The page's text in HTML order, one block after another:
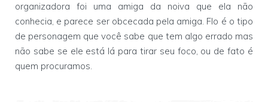
organizadora foi uma amiga da noiva que ela não
conhecia, e parece ser obcecada pela amiga. Flo é o tipo
de personagem que você sabe que tem algo errado mas
não sabe se ele está lá para tirar seu foco, ou de fato é
quem procuramos.